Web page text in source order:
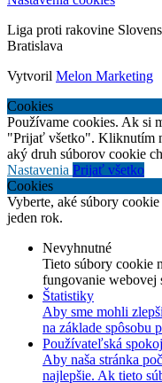
Liga proti rakovine
Bratislava
Vytvoril Melon Marketing
Cookies
Používame cookies. Ak si
"Prijať všetko". Kliknutím
aký druh súborov cookie
Nastavenia Prijať všetko
Cookies
Vyberte, aké súbory
jeden rok.
Nevyhnutné
Tieto súbory cookie
fungovanie webovej
Štatistiky
Aby sme mohli
na základe spôsobu
Používateľská
Aby naša stránka
najlepšie. Ak tieto